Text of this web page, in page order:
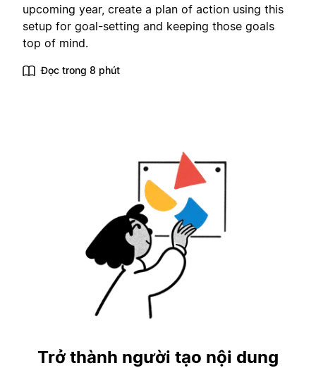
upcoming year, create a plan of action using this
setup for goal-setting and keeping those goals
top of mind.
Đọc trong 8 phút
Trở thành người tạo nội dung